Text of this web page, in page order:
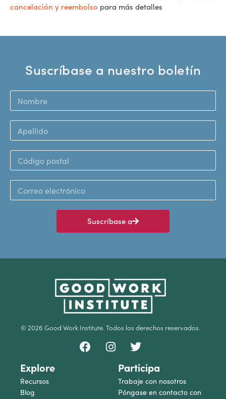
cancelación y reembolso para más detalles
Suscríbase a nuestro boletín
Suscríbase a
© 2026 Good Work Institute. Todos los derechos reservados.
Explore
Recursos
Blog
Participa
Trabaje con nosotros
Póngase en contacto con